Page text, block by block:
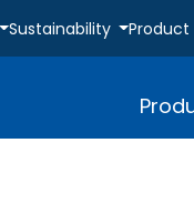
Sustainability Product